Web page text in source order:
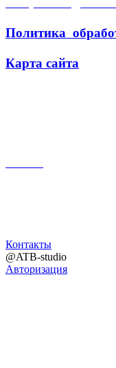
Политика
Карта сайта
Контакты
@ATB-studio
Авторизация